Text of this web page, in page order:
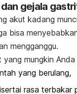
gejala
akut kadang
bisa
mengganggu.
yang mungkin
yang berulang,
rasa terbakar